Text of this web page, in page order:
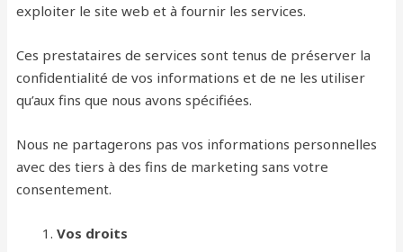
exploiter le site web et à fournir les services.
Ces prestataires de services sont tenus de préserver la
confidentialité de vos informations et de ne les utiliser
qu’aux fins que nous avons spécifiées.
Nous ne partagerons pas vos informations personnelles
avec des tiers à des fins de marketing sans votre
consentement.
Vos droits